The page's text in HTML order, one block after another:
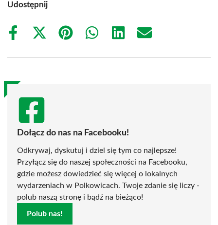
Udostępnij
Share
Share
(Twitter)
Share
Share
Share
Share
Dołącz do nas na Facebooku!
Odkrywaj, dyskutuj i dziel się tym co najlepsze!
Przyłącz się do naszej społeczności na Facebooku,
gdzie możesz dowiedzieć się więcej o lokalnych
wydarzeniach w Polkowicach. Twoje zdanie się liczy -
polub naszą stronę i bądź na bieżąco!
Polub nas!